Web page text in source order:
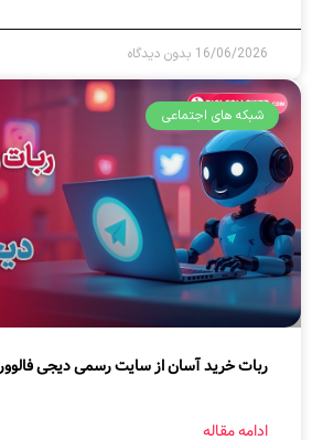
16/06/2026 بدون دیدگاه
شبکه های اجتماعی
ربات خرید آسان از سایت رسمی دیجی فالوور
ادامه مقاله